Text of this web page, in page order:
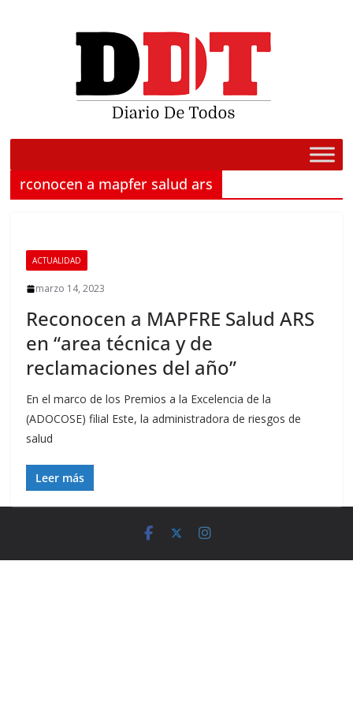
rconocen a mapfer salud ars
ACTUALIDAD
marzo 14, 2023
Reconocen a MAPFRE Salud ARS
en “area técnica y de
reclamaciones del año”
En el marco de los Premios a la Excelencia de la
(ADOCOSE) filial Este, la administradora de riesgos de
salud
Leer más